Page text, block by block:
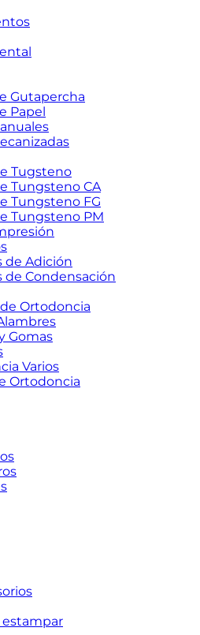
Gutapercha
Papel
Tugsteno
Tungsteno CA
Tungsteno FG
Tungsteno PM
de Adición
de Condensación
Ortodoncia
Gomas
Varios
Ortodoncia
estampar